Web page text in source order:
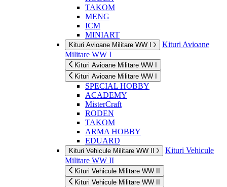
TAKOM
MENG
ICM
MINIART
Kituri Avioane Militare WW I
Kituri Avioane
Militare WW I
Kituri Avioane Militare WW I
Kituri Avioane Militare WW I
SPECIAL HOBBY
ACADEMY
MisterCraft
RODEN
TAKOM
ARMA HOBBY
EDUARD
Kituri Vehicule Militare WW II
Kituri Vehicule
Militare WW II
Kituri Vehicule Militare WW II
Kituri Vehicule Militare WW II